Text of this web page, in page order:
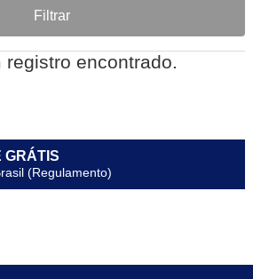
Filtrar
registro encontrado.
GRÁTIS
(Regulamento)
5% DESCONTO no Pix